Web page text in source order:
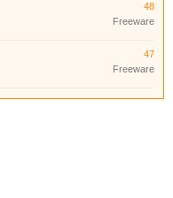
48
Freeware
47
Freeware